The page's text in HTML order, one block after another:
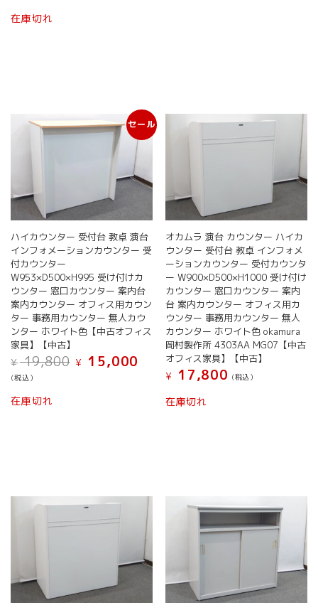
在庫切れ
セール
ハイカウンター 受付台 教卓 演台
インフォメーションカウンター 受
付カウンター
W953×D500×H995 受け付けカ
ウンター 窓口カウンター 案内台
案内カウンター オフィス用カウン
ター 事務用カウンター 無人カウ
ンター ホワイト色【中古オフィス
家具】【中古】
¥19,800 元
の
¥ 15,000
(税込）
在庫切れ
オカムラ 演台 カウンター ハイカ
ウンター 受付台 教卓 インフォメ
ーションカウンター 受付カウンタ
ー W900×D500×H1000 受け付け
カウンター 窓口カウンター 案内
台 案内カウンター オフィス用カ
ウンター 事務用カウンター 無人
カウンター ホワイト色 okamura
岡村製作所 4303AA MG07【中古
オフィス家具】【中古】
¥
17,800 (税込）
在庫切れ